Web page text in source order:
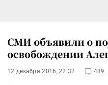
СМИ объявили о
освобождении
12 декабря 2016, 22:32 489